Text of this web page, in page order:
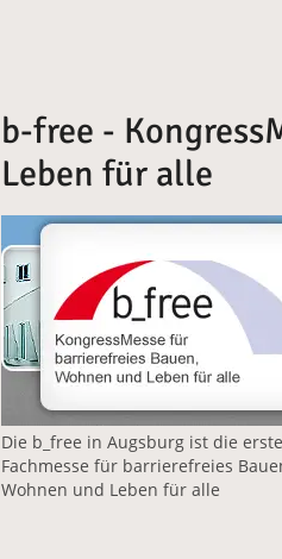
b-free -
Leben für alle
Vergrößerte Version anzeigen
Die b_free in Augsburg ist die erste
Fachmesse für barrierefreies
Wohnen und Leben für alle